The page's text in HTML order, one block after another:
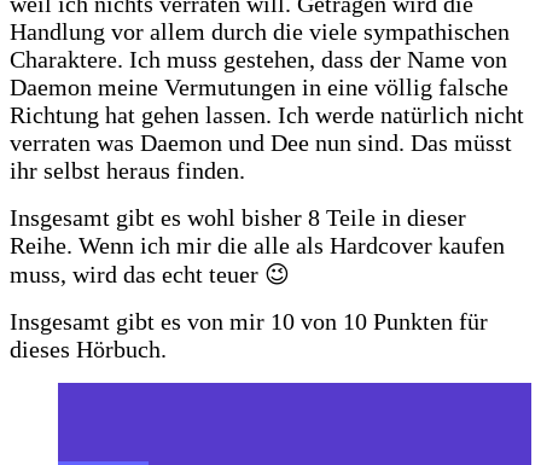
Handlung vor allem durch die viele sympathischen
Charaktere. Ich muss gestehen, dass der Name von
Daemon meine Vermutungen in eine völlig falsche
Richtung hat gehen lassen. Ich werde natürlich nicht
verraten was Daemon und Dee nun sind. Das müsst
ihr selbst heraus finden.
Insgesamt gibt es wohl bisher 8 Teile in dieser
Reihe. Wenn ich mir die alle als Hardcover kaufen
muss, wird das echt teuer 😉
Insgesamt gibt es von mir 10 von 10 Punkten für
dieses Hörbuch.